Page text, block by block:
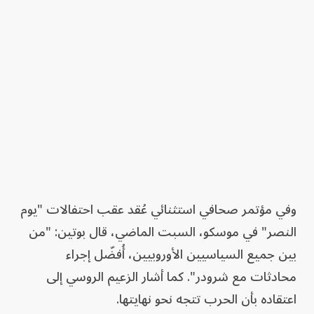
وفي مؤتمر صحافي استثنائي عُقد عقب احتفالات "يوم
النصر" في موسكو، السبت الماضي، قال بوتين: "من
بين جميع السياسيين الأوروبيين، أُفضّل إجراء
محادثات مع شرودر". كما أشار الزعيم الروسي إلى
اعتقاده بأن الحرب تتجه نحو نهايتها.